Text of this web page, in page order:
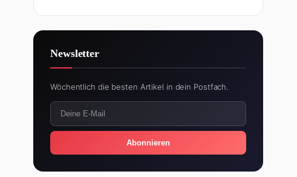
Newsletter
Wöchentlich die besten Artikel in dein Postfach.
Abonnieren